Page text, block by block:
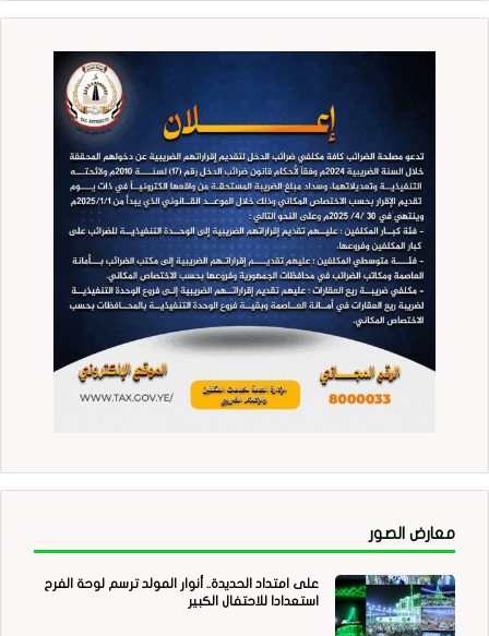
معارض الصور
على امتداد الحديدة.. أنوار المولد ترسم لوحة الفرح
استعدادا للاحتفال الكبير